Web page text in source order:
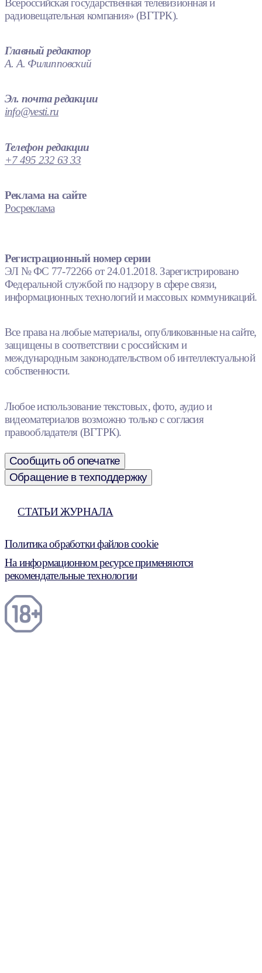
радиовещательная компания» (ВГТРК).
Главный редактор
А. А. Филипповский
Эл. почта редакции
info@vesti.ru
Телефон редакции
+7 495 232 63 33
Реклама на сайте
Росреклама
Регистрационный номер серии
ЭЛ № ФС 77-72266 от 24.01.2018. Зарегистрировано
Федеральной службой по надзору в сфере связи,
информационных технологий и массовых коммуникаций.
Все права на любые материалы, опубликованные на сайте,
защищены в соответствии с российским и
международным законодательством об интеллектуальной
собственности.
Любое использование текстовых, фото, аудио и
видеоматериалов возможно только с согласия
правообладателя (ВГТРК).
Сообщить об опечатке
Обращение в техподдержку
СТАТЬИ ЖУРНАЛА
Политика обработки файлов cookie
На информационном ресурсе применяются
рекомендательные технологии